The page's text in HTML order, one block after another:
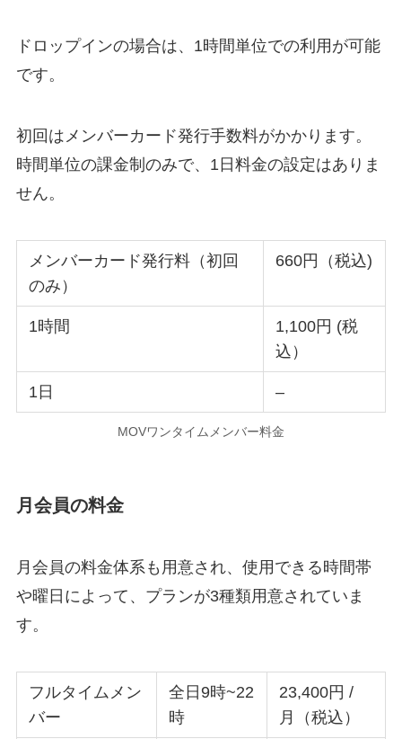
ドロップインの場合は、1時間単位での利用が可能
です。
初回はメンバーカード発行手数料がかかります。
時間単位の課金制のみで、1日料金の設定はありま
せん。
メンバーカード発行料（初回
のみ）
660円（税込)
1時間
1,100円 (税
込）
1日 –
MOVワンタイムメンバー料金
月会員の料金
月会員の料金体系も用意され、使用できる時間帯
や曜日によって、プランが3種類用意されていま
す。
フルタイムメン
バー
全日9時~22
時
23,400円 /
月（税込）